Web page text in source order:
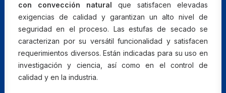
con convección natural que satisfacen elevadas
exigencias de calidad y garantizan un alto nivel de
seguridad en el proceso. Las estufas de secado se
caracterizan por su versátil funcionalidad y satisfacen
requerimientos diversos. Están indicadas para su uso en
investigación y ciencia, así como en el control de
calidad y en la industria.